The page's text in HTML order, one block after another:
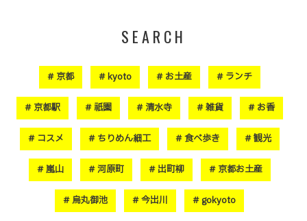
SEARCH
京都 kyoto お土産 ランチ
京都駅 祇園 清水寺 雑貨 お香
コスメ ちりめん細工 食べ歩き 観光
嵐山 河原町 出町柳 京都お土産
烏丸御池 今出川 gokyoto